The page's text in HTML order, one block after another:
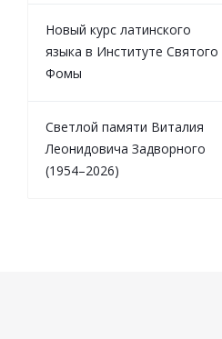
Новый курс латинского
языка в Институте Святого
Фомы
Светлой памяти Виталия
Леонидовича Задворного
(1954–2026)